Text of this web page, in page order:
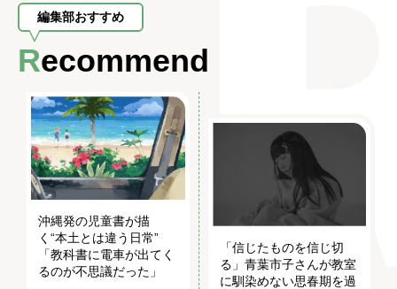
編集部おすすめ
Recommend
沖縄発の児童書が描
く“本土とは違う日常”
「教科書に電車が出てく
るのが不思議だった」
「信じたものを信じ切
る」青葉市子さんが教室
に馴染めない思春期を過